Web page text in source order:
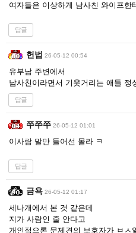
여자들은 이상하게 남사친 와이프한
답글
헌법 26-05-12 00:54
유부남 주변에서
남사친이라면서 기웃거리는 애들 정
답글
쭈쭈쭈 26-05-12 01:01
이사람 말만 들어선 몰라 ㅋ
답글
금욕 26-05-12 01:17
세나개에서 본 것 같은데
지가 사람인 줄 안다고
개인적으론 문제견의 보호자가 ㅂㅅ